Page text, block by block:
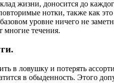
жизни, доносится до
нотки, также как
уровне ничего не
многие течения.
в ловушку и потерять
в обыденность. Этого